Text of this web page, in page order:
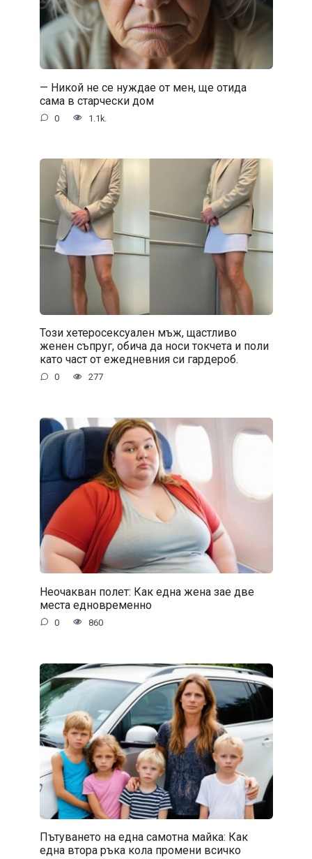
— Никой не се нуждае от мен, ще отида
сама в старчески дом
0 1.1k.
Този хетеросексуален мъж, щастливо
женен съпруг, обича да носи токчета и поли
като част от ежедневния си гардероб.
0 277
Неочакван полет: Как една жена зае две
места едновременно
0 860
Пътуването на една самотна майка: Как
една втора ръка кола промени всичко